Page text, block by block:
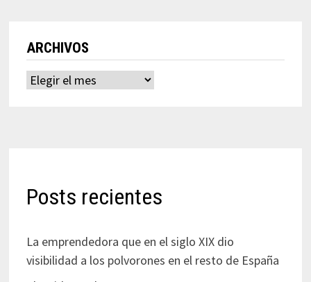
ARCHIVOS
Archivos
Posts recientes
La emprendedora que en el siglo XIX dio
visibilidad a los polvorones en el resto de España